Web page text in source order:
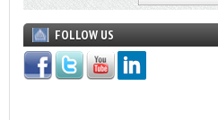
FOLLOW US